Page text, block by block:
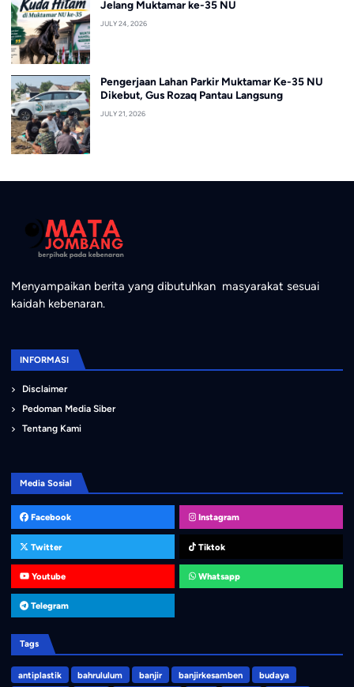
Jelang Muktamar ke-35 NU
JULY 24, 2026
Pengerjaan Lahan Parkir Muktamar Ke-35 NU
Dikebut, Gus Rozaq Pantau Langsung
JULY 21, 2026
Menyampaikan berita yang dibutuhkan masyarakat sesuai
kaidah kebenaran.
INFORMASI
Disclaimer
Pedoman Media Siber
Tentang Kami
Media Sosial
Facebook Instagram
Twitter Tiktok
Youtube Whatsapp
Telegram
Tags
antiplastik bahrululum banjir banjirkesamben budaya